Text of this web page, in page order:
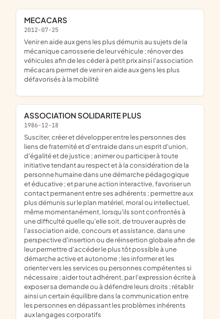
MECACARS
2012-07-25
venir en aide aux gens les plus démunis au sujets de la
mécanique carrosserie de leur véhicule ; rénover des
véhicules afin de les céder à petit prix ainsi l'association
mécacars permet de venir en aide aux gens les plus
défavorisés à la mobilité
ASSOCIATION SOLIDARITE PLUS
1986-12-18
susciter, créer et développer entre les personnes des
liens de fraternité et d'entraide dans un esprit d'union,
d'égalité et de justice ; animer ou participer à toute
initiative tendant au respect et à la considération de la
personne humaine dans une démarche pédagogique
et éducative ; et par une action interactive, favoriser un
contact permanent entre ses adhérents ; permettre aux
plus démunis sur le plan matériel, moral ou intellectuel,
même momentanément, lorsqu'ils sont confrontés à
une difficulté quelle qu'elle soit, de trouver auprès de
l'association aide, concours et assistance, dans une
perspective d'insertion ou de réinsertion globale afin de
leur permettre d'accéder le plus tôt possible à une
démarche active et autonome ; les informer et les
orienter vers les services ou personnes compétentes si
nécessaire ; aider tout adhérent, par l'expression écrite à
exposer sa demande ou à défendre leurs droits ; rétablir
ainsi un certain équilibre dans la communication entre
les personnes en dépassant les problèmes inhérents
aux langages corporatifs